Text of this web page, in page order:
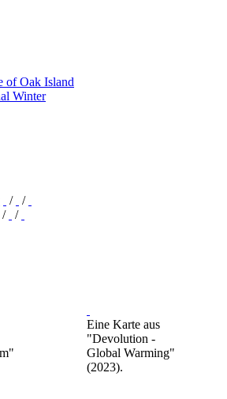
of Oak Island
Winter
/
/
/ /
Eine Karte aus
"Devolution -
Global Warming"
(2023).